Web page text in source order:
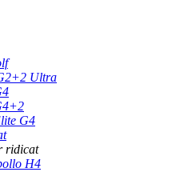
Ultra
G4
ridicat
H4